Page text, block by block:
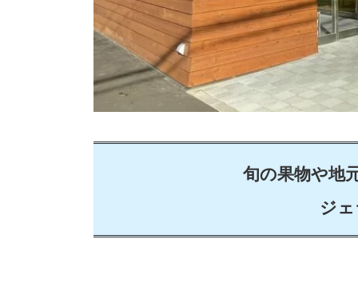
旬の果物や地
ジ